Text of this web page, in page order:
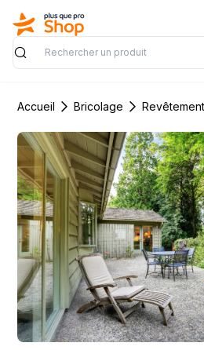
Rechercher
Accueil Bricolage